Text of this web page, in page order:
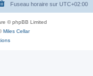
Fuseau horaire sur UTC+02:00
© phpBB Limited
Miles Cellar